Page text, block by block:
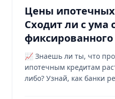
Цены
Сходит ли с ума
📈 Знаешь ли ты, что
ипотечным кредитам
либо? Узнай, как банки